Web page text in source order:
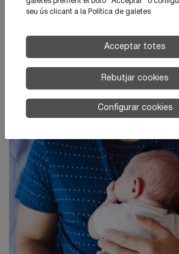
La jutgessa del cas Isak Andic
analitza el paper de la psicòloga
seu ús clicant a la Política de galetes
Acceptar totes
Rebutjar cookies
Configurar cookies